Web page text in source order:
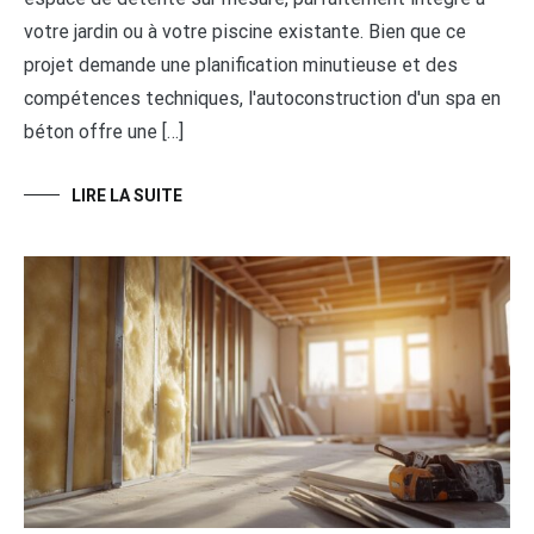
votre jardin ou à votre piscine existante. Bien que ce
projet demande une planification minutieuse et des
compétences techniques, l'autoconstruction d'un spa en
béton offre une […]
LIRE LA SUITE